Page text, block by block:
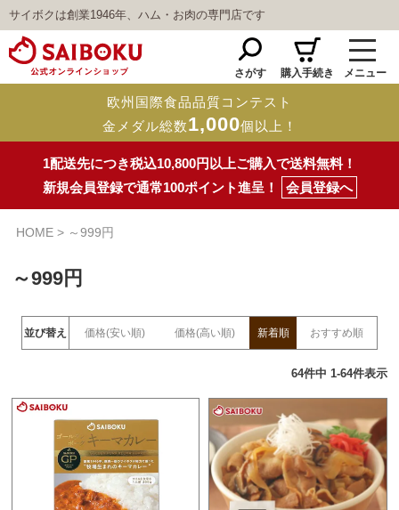
サイボクは創業1946年、ハム・お肉の専門店です
さがす 購入手続き メニュー
欧州国際食品品質コンテスト
金メダル総数1,000個以上！
1配送先につき税込10,800円以上ご購入で送料無料！
新規会員登録で通常100ポイント進呈！
会員登録へ
HOME ～999円
～999円
並び替え 価格(安い順) 価格(高い順) 新着順 おすすめ順
64件中 1-64件表示